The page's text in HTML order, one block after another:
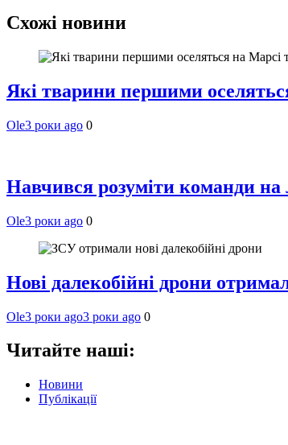
Схожі новини
Які тварини першими
Ole3 роки ago 0
Навчився розуміти команди
Ole3 роки ago 0
Нові далекобійні дрони
Ole3 роки ago3 роки ago 0
Читайте наші:
Новини
Публікації